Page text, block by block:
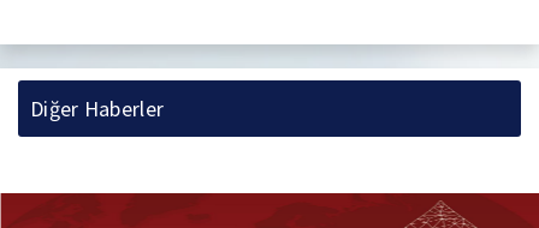
Diğer Haberler